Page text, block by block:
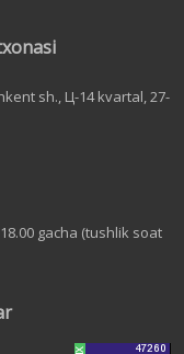
sh., Ц-14 kvartal, 27-
gacha (tushlik soat